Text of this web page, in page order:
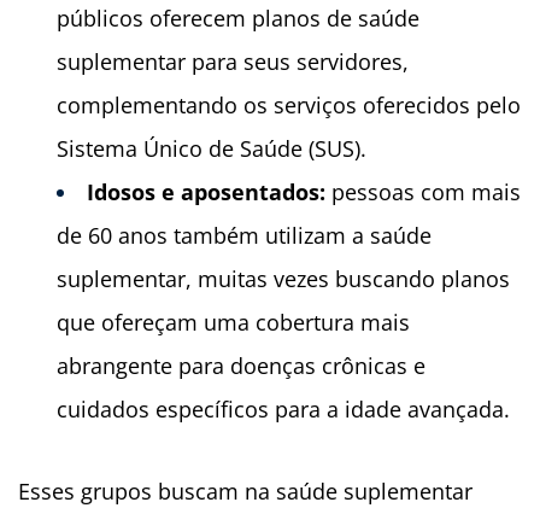
públicos oferecem planos de saúde
suplementar para seus servidores,
complementando os serviços oferecidos pelo
Sistema Único de Saúde (SUS).
Idosos e aposentados: pessoas com mais
de 60 anos também utilizam a saúde
suplementar, muitas vezes buscando planos
que ofereçam uma cobertura mais
abrangente para doenças crônicas e
cuidados específicos para a idade avançada.
Esses grupos buscam na saúde suplementar